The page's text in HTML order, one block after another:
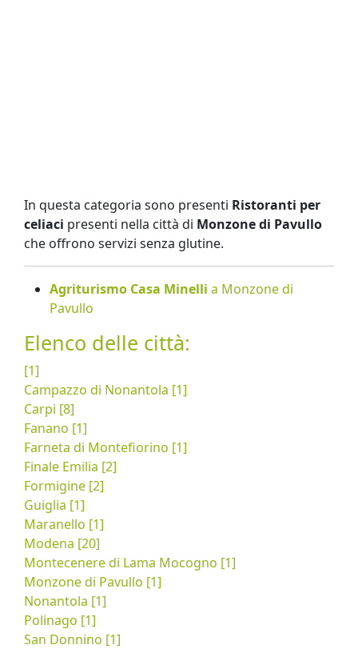
In questa categoria sono presenti Ristoranti per
celiaci presenti nella città di Monzone di Pavullo
che offrono servizi senza glutine.
Agriturismo Casa Minelli a Monzone di
Pavullo
Elenco delle città:
[1]
Campazzo di Nonantola [1]
Carpi [8]
Fanano [1]
Farneta di Montefiorino [1]
Finale Emilia [2]
Formigine [2]
Guiglia [1]
Maranello [1]
Modena [20]
Montecenere di Lama Mocogno [1]
Monzone di Pavullo [1]
Nonantola [1]
Polinago [1]
San Donnino [1]